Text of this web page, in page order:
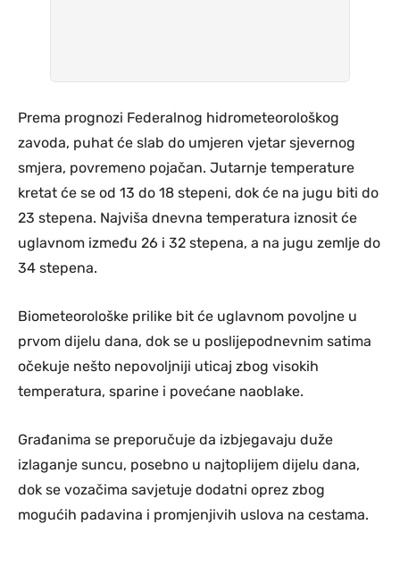
Prema prognozi Federalnog hidrometeorološkog
zavoda, puhat će slab do umjeren vjetar sjevernog
smjera, povremeno pojačan. Jutarnje temperature
kretat će se od 13 do 18 stepeni, dok će na jugu biti do
23 stepena. Najviša dnevna temperatura iznosit će
uglavnom između 26 i 32 stepena, a na jugu zemlje do
34 stepena.
Biometeorološke prilike bit će uglavnom povoljne u
prvom dijelu dana, dok se u poslijepodnevnim satima
očekuje nešto nepovoljniji uticaj zbog visokih
temperatura, sparine i povećane naoblake.
Građanima se preporučuje da izbjegavaju duže
izlaganje suncu, posebno u najtoplijem dijelu dana,
dok se vozačima savjetuje dodatni oprez zbog
mogućih padavina i promjenjivih uslova na cestama.